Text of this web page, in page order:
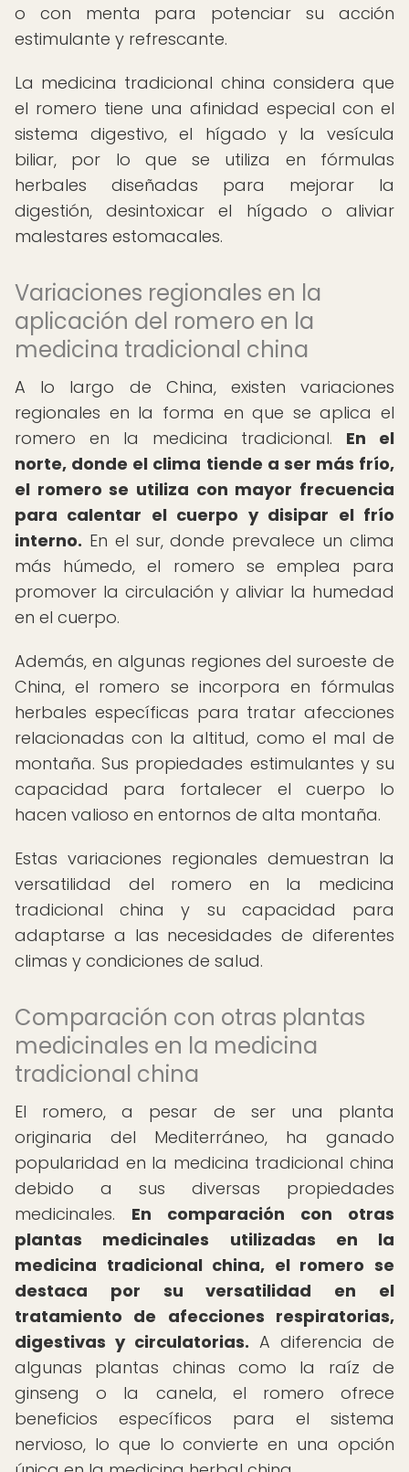
o con menta para potenciar su acción
estimulante y refrescante.
La medicina tradicional china considera que
el romero tiene una afinidad especial con el
sistema digestivo, el hígado y la vesícula
biliar, por lo que se utiliza en fórmulas
herbales diseñadas para mejorar la
digestión, desintoxicar el hígado o aliviar
malestares estomacales.
Variaciones regionales en la
aplicación del romero en la
medicina tradicional china
A lo largo de China, existen variaciones
regionales en la forma en que se aplica el
romero en la medicina tradicional. En el
norte, donde el clima tiende a ser más frío,
el romero se utiliza con mayor frecuencia
para calentar el cuerpo y disipar el frío
interno. En el sur, donde prevalece un clima
más húmedo, el romero se emplea para
promover la circulación y aliviar la humedad
en el cuerpo.
Además, en algunas regiones del suroeste de
China, el romero se incorpora en fórmulas
herbales específicas para tratar afecciones
relacionadas con la altitud, como el mal de
montaña. Sus propiedades estimulantes y su
capacidad para fortalecer el cuerpo lo
hacen valioso en entornos de alta montaña.
Estas variaciones regionales demuestran la
versatilidad del romero en la medicina
tradicional china y su capacidad para
adaptarse a las necesidades de diferentes
climas y condiciones de salud.
Comparación con otras plantas
medicinales en la medicina
tradicional china
El romero, a pesar de ser una planta
originaria del Mediterráneo, ha ganado
popularidad en la medicina tradicional china
debido a sus diversas propiedades
medicinales. En comparación con otras
plantas medicinales utilizadas en la
medicina tradicional china, el romero se
destaca por su versatilidad en el
tratamiento de afecciones respiratorias,
digestivas y circulatorias. A diferencia de
algunas plantas chinas como la raíz de
ginseng o la canela, el romero ofrece
beneficios específicos para el sistema
nervioso, lo que lo convierte en una opción